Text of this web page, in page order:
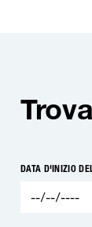
DATA D'INIZIO